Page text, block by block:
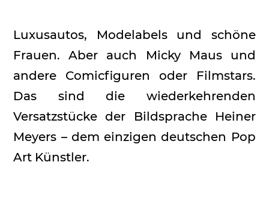
Luxusautos, Modelabels und schöne
Frauen. Aber auch Micky Maus und
andere Comicfiguren oder Filmstars.
Das sind die wiederkehrenden
Versatzstücke der Bildsprache Heiner
Meyers – dem einzigen deutschen Pop
Art Künstler.